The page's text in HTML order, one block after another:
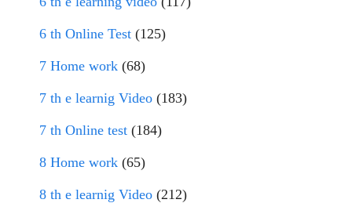
6 th Online Test (125)
7 Home work (68)
7 th e learnig Video (183)
7 th Online test (184)
8 Home work (65)
8 th e learnig Video (212)